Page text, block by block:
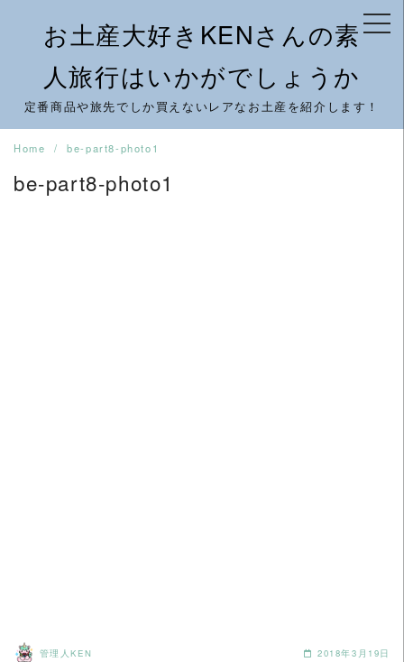
content
お土産大好きKENさんの素
人旅行はいかがでしょうか
定番商品や旅先でしか買えないレアなお土産を紹介します！
Home be-part8-photo1
be-part8-photo1
管理人KEN 2018年3月19日